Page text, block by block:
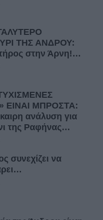
ΤΗΣ ΑΝΔΡΟΥ:
στην Άρνη!…
ΕΙΝΑΙ ΜΠΡΟΣΤΑ:
ανάλυση για
της Ραφήνας…
συνεχίζει να